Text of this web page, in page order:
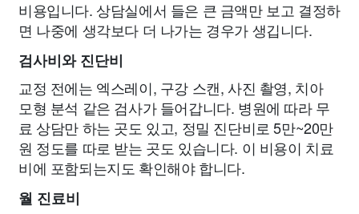
비용입니다. 상담실에서 들은 큰 금액만 보고 결정하
면 나중에 생각보다 더 나가는 경우가 생깁니다.
검사비와 진단비
교정 전에는 엑스레이, 구강 스캔, 사진 촬영, 치아
모형 분석 같은 검사가 들어갑니다. 병원에 따라 무
료 상담만 하는 곳도 있고, 정밀 진단비로 5만~20만
원 정도를 따로 받는 곳도 있습니다. 이 비용이 치료
비에 포함되는지도 확인해야 합니다.
월 진료비